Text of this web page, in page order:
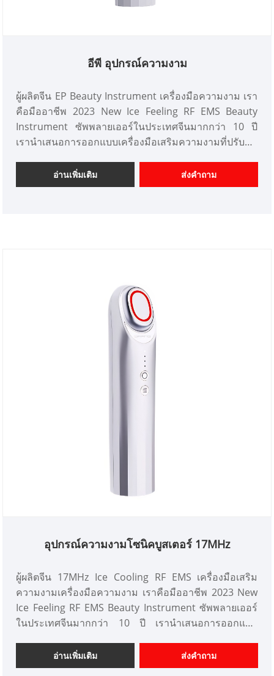
อีพี อุปกรณ์ความงาม
ผู้ผลิตจีน EP Beauty Instrument เครื่องมือความงาม เรา
คือมืออาชีพ 2023 New Ice Feeling RF EMS Beauty
Instrument ซัพพลายเออร์ในประเทศจีนมากกว่า 10 ปี
เรานำเสนอการออกแบบเครื่องมือเสริมความงามที่ปรับ
ออกแบบ ตลาด เราหวังว่าจะได้รับความร่วมมืออย่างมี
ความสุขกับคุณ
อ่านเพิ่มเติม ส่งคำถาม
อุปกรณ์ความงามโซนิคบูสเตอร์ 17MHz
ผู้ผลิตจีน 17MHz Ice Cooling RF EMS เครื่องมือเสริม
ความงามเครื่องมือความงาม เราคือมืออาชีพ 2023 New
Ice Feeling RF EMS Beauty Instrument ซัพพลายเออร์
ในประเทศจีนมากกว่า 10 ปี เรานำเสนอการออกแบบ
เปรียบด้านราคาที่ดีและเสนอบริการออกแบบ ตลาด เรา
หวังว่าจะได้รับความร่วมมืออย่างมีความสุขกับคุณ
อ่านเพิ่มเติม ส่งคำถาม